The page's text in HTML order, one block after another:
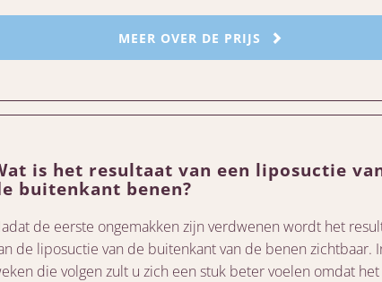
MEER OVER DE PRIJS
is het resultaat van een liposuctie
buitenkant benen?
de eerste ongemakken zijn verdwenen wordt het
de liposuctie van de buitenkant van de benen zichtbaar.
die volgen zult u zich een stuk beter voelen omdat het